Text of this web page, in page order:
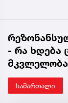
- რა ხდება
სამართალი